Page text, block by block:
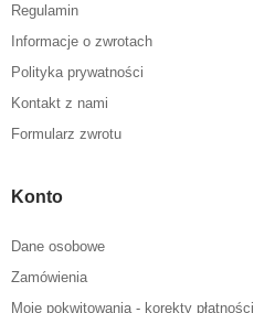
Regulamin
Informacje o zwrotach
Polityka prywatności
Kontakt z nami
Formularz zwrotu
Konto
Dane osobowe
Zamówienia
Moje pokwitowania - korekty płatności